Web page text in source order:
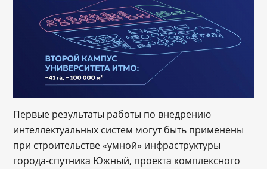
Первые результаты работы по внедрению
интеллектуальных систем могут быть применены
при строительстве «умной» инфраструктуры
города-спутника Южный, проекта комплексного